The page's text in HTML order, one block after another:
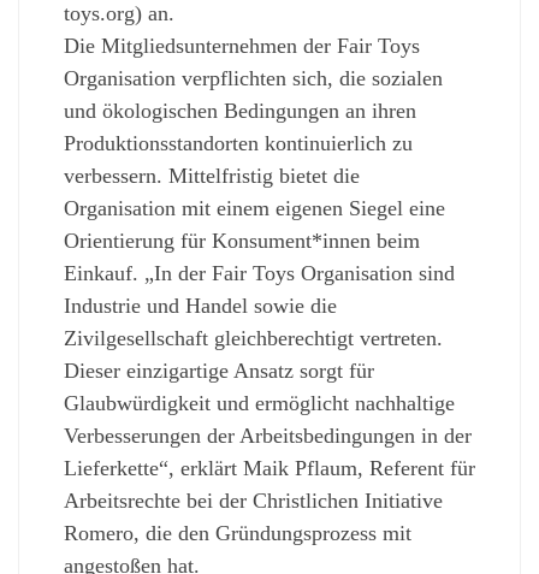
toys.org) an.
Die Mitgliedsunternehmen der Fair Toys
Organisation verpflichten sich, die sozialen
und ökologischen Bedingungen an ihren
Produktionsstandorten kontinuierlich zu
verbessern. Mittelfristig bietet die
Organisation mit einem eigenen Siegel eine
Orientierung für Konsument*innen beim
Einkauf. „In der Fair Toys Organisation sind
Industrie und Handel sowie die
Zivilgesellschaft gleichberechtigt vertreten.
Dieser einzigartige Ansatz sorgt für
Glaubwürdigkeit und ermöglicht nachhaltige
Verbesserungen der Arbeitsbedingungen in der
Lieferkette“, erklärt Maik Pflaum, Referent für
Arbeitsrechte bei der Christlichen Initiative
Romero, die den Gründungsprozess mit
angestoßen hat.